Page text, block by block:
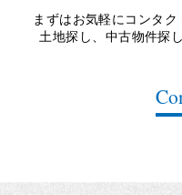
まずはお気軽にコンタク
土地探し、中古物件探